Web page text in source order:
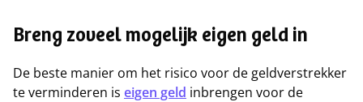
Breng zoveel mogelijk eigen geld in
De beste manier om het risico voor de geldverstrekker
te verminderen is eigen geld inbrengen voor de